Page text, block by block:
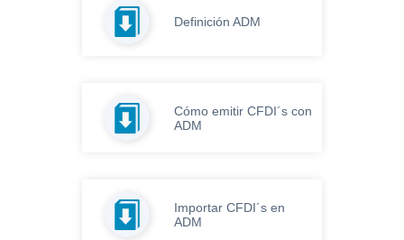
Definición ADM
Cómo emitir CFDI´s con
ADM
Importar CFDI´s en
ADM